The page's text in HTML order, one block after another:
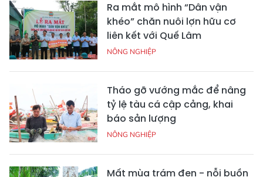
Ra mắt mô hình “Dân vận
khéo” chăn nuôi lợn hữu cơ
liên kết với Quế Lâm
NÔNG NGHIỆP
Tháo gỡ vướng mắc để nâng
tỷ lệ tàu cá cập cảng, khai
báo sản lượng
NÔNG NGHIỆP
Mất mùa trám đen - nỗi buồn